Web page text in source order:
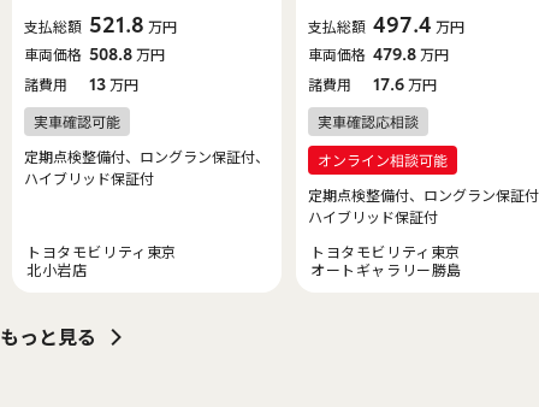
支払総額 521.8 万円
車両価格 508.8万円
諸費用
13万円
定期点検整備付、ロングラン保証付、
ハイブリッド保証付
トヨタモビリティ東京
北小岩店
支払総額 497.4 万円
車両価格 479.8万円
諸費用
17.6万円
定期点検整備付、ロングラン保証
ハイブリッド保証付
トヨタモビリティ東京
オートギャラリー勝島
もっと見る